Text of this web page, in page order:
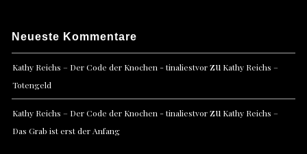
Neueste Kommentare
Kathy Reichs – Der Code der Knochen - tinaliestvorzu Kathy Reichs –
Totengeld
Kathy Reichs – Der Code der Knochen - tinaliestvorzu Kathy Reichs –
Das Grab ist erst der Anfang